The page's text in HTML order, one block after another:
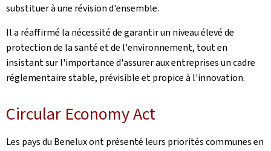
substituer à une révision d'ensemble.
Il a réaffirmé la nécessité de garantir un niveau élevé de
protection de la santé et de l'environnement, tout en
insistant sur l'importance d'assurer aux entreprises un cadre
réglementaire stable, prévisible et propice à l'innovation.
Circular Economy Act
Les pays du Benelux ont présenté leurs priorités communes en